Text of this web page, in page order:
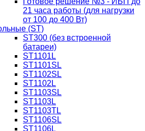
21 часа работы (для нагрузки
от 100 до 400 Вт)
(ST)
ST300 (без встроенной
батареи)
ST1101L
ST1101SL
ST1102SL
ST1102L
ST1103SL
ST1103L
ST1103TL
ST1106SL
ST1106L